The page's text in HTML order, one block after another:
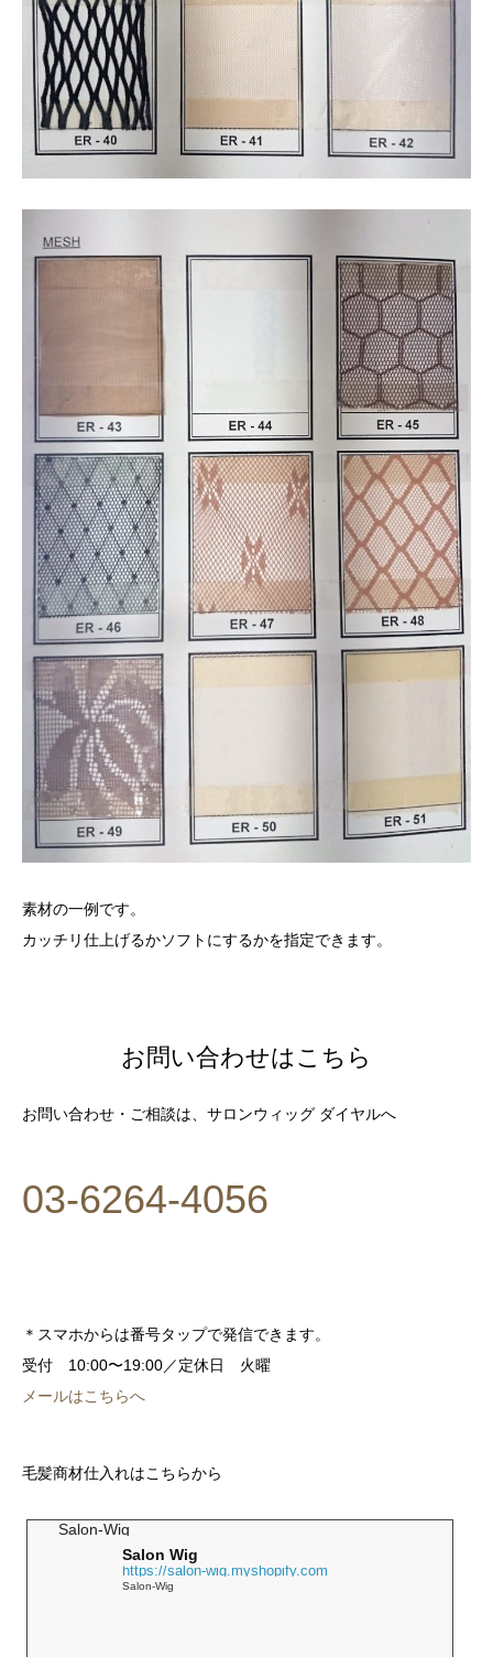
素材の一例です。
カッチリ仕上げるかソフトにするかを指定できます。
お問い合わせはこちら
お問い合わせ・ご相談は、サロンウィッグ ダイヤルへ
03-6264-4056
＊スマホからは番号タップで発信できます。
受付 10:00〜19:00／定休日 火曜
メールはこちらへ
毛髪商材仕入れはこちらから
Salon-Wig
Salon Wig
https://salon-wig.myshopify.com
Salon-Wig